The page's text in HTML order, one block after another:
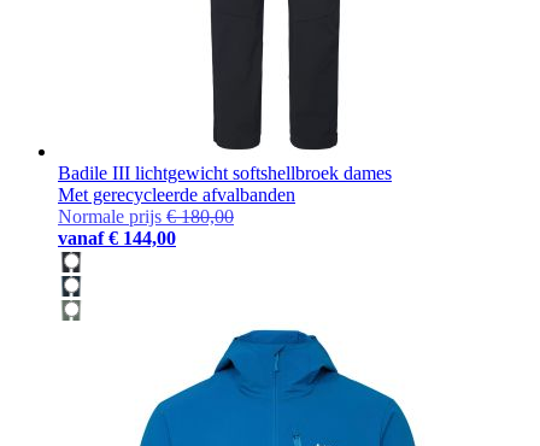
Badile III lichtgewicht softshellbroek dames
Met gerecycleerde afvalbanden
Normale prijs € 180,00
vanaf € 144,00